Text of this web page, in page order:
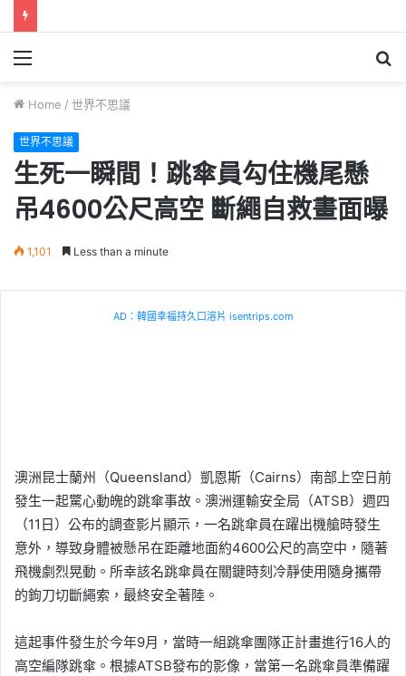
Menu
Home / 世界不思議
世界不思議
生死一瞬間！跳傘員勾住機尾懸
吊4600公尺高空 斷繩自救畫面曝
1,101 Less than a minute
AD：韓國幸福持久口溶片 isentrips.com
澳洲昆士蘭州（Queensland）凱恩斯（Cairns）南部上空日前
發生一起驚心動魄的跳傘事故。澳洲運輸安全局（ATSB）週四
（11日）公布的調查影片顯示，一名跳傘員在躍出機艙時發生
意外，導致身體被懸吊在距離地面約4600公尺的高空中，隨著
飛機劇烈晃動。所幸該名跳傘員在關鍵時刻冷靜使用隨身攜帶
的鉤刀切斷繩索，最終安全著陸。
這起事件發生於今年9月，當時一組跳傘團隊正計畫進行16人的
高空編隊跳傘。根據ATSB發布的影像，當第一名跳傘員準備躍